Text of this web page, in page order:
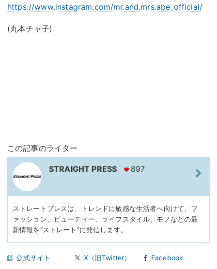
https://www.instagram.com/mr.and.mrs.abe_official/
(丸本チャ子)
この記事のライター
STRAIGHT PRESS 897
ストレートプレスは、トレンドに敏感な生活者へ向けて、フ
ァッション、ビューティー、ライフスタイル、モノなどの最
新情報を“ストレート”に発信します。
公式サイト X（旧Twitter） Facebook